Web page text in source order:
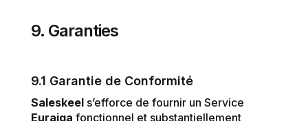
9. Garanties
9.1 Garantie de Conformité
Saleskeels’efforce de fournir un Service
Euraiqa fonctionnel et substantiellement